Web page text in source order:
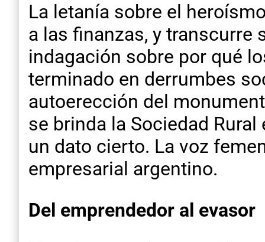
La letanía sobre el
a las finanzas, y transcurre
indagación sobre por qué
terminado en derrumbes
autoerección del
se brinda la Sociedad Rural
un dato cierto. La voz
empresarial argentino.
Del emprendedor al evasor